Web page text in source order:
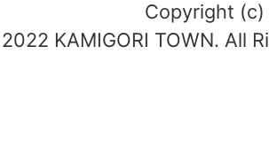
Copyright (c)
2022 KAMIGORI TOWN. All